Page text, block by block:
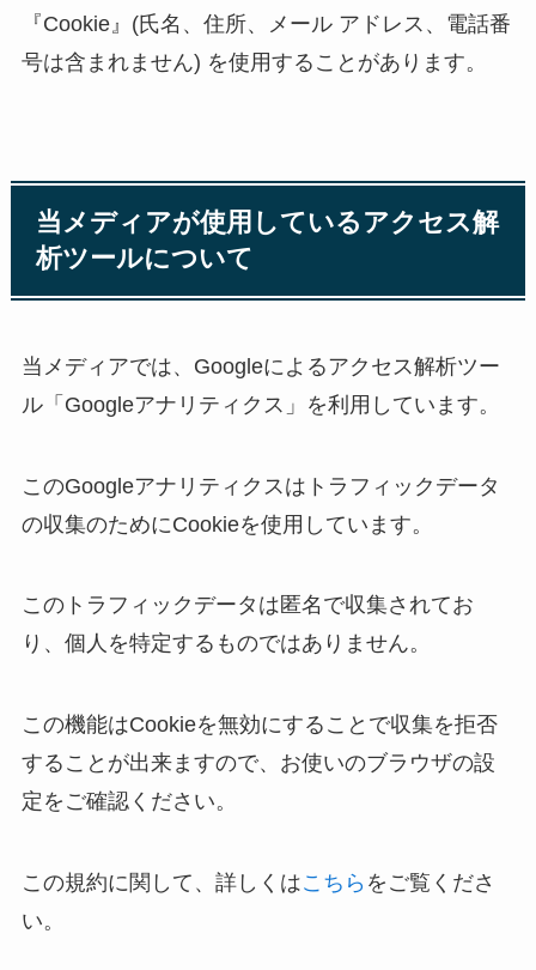
『Cookie』(氏名、住所、メール アドレス、電話番
号は含まれません) を使用することがあります。
当メディアが使用しているアクセス解
析ツールについて
当メディアでは、Googleによるアクセス解析ツー
ル「Googleアナリティクス」を利用しています。
このGoogleアナリティクスはトラフィックデータ
の収集のためにCookieを使用しています。
このトラフィックデータは匿名で収集されてお
り、個人を特定するものではありません。
この機能はCookieを無効にすることで収集を拒否
することが出来ますので、お使いのブラウザの設
定をご確認ください。
この規約に関して、詳しくはこちら をご覧くださ
い。